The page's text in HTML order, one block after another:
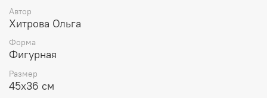
Автор
Хитрова Ольга
Форма
Фигурная
Размер
45х36 см